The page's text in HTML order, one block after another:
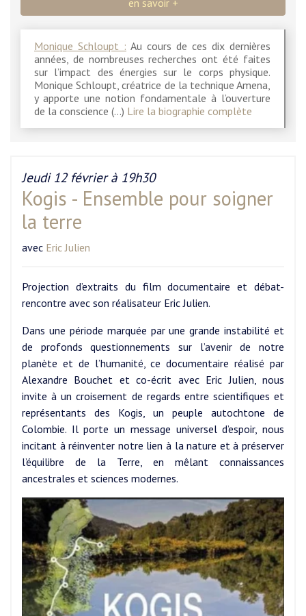
en savoir +
Monique Schloupt : Au cours de ces dix dernières
années, de nombreuses recherches ont été faites
sur l’impact des énergies sur le corps physique.
Monique Schloupt, créatrice de la technique Amena,
y apporte une notion fondamentale à l’ouverture
de la conscience (…) Lire la biographie complète
Jeudi 12 février à 19h30
Kogis - Ensemble pour soigner
la terre
avec Eric Julien
Projection d’extraits du film documentaire et débat-
rencontre avec son réalisateur Eric Julien.
Dans une période marquée par une grande instabilité et
de profonds questionnements sur l’avenir de notre
planète et de l’humanité, ce documentaire réalisé par
Alexandre Bouchet et co-écrit avec Eric Julien, nous
invite à un croisement de regards entre scientifiques et
représentants des Kogis, un peuple autochtone de
Colombie. Il porte un message universel d’espoir, nous
incitant à réinventer notre lien à la nature et à préserver
l’équilibre de la Terre, en mêlant connaissances
ancestrales et sciences modernes.